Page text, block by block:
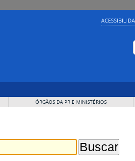
ÓRGÃOS DA PR E MINISTÉRIOS